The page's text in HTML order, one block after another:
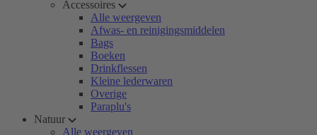
Accessoires
Alle weergeven
Afwas- en reinigingsmiddelen
Bags
Boeken
Drinkflessen
Kleine lederwaren
Overige
Paraplu's
Natuur
Alle weergeven